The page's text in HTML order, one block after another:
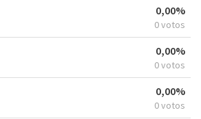
0,00%
0 votos
0,00%
0 votos
0,00%
0 votos